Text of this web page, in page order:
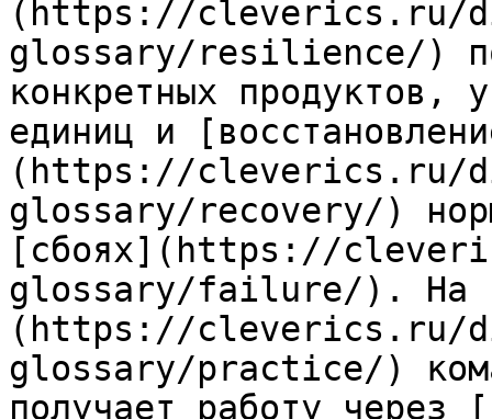
(https://cleverics.ru/
glossary/resilience/)
конкретных продуктов,
единиц и
(https://cleverics.ru/
glossary/recovery/)
[сбоях](https://
glossary/failure/). На
(https://cleverics.ru/
glossary/practice/)
получает работу через